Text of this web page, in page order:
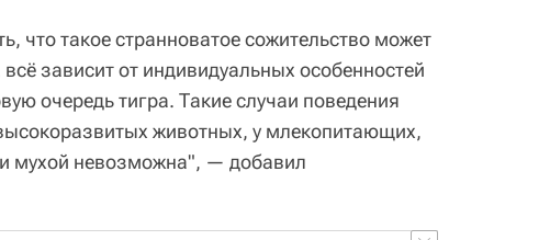
что такое странноватое сожительство может
зависит от индивидуальных особенностей
очередь тигра. Такие случаи поведения
животных, у млекопитающих,
мухой невозможна", — добавил